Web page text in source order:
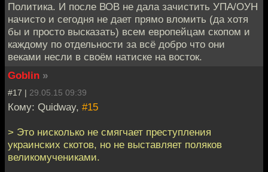
Политика. И после ВОВ не дала зачистить УПА/ОУН
начисто и сегодня не дает прямо вломить (да хотя
бы и просто высказать) всем европейцам скопом и
каждому по отдельности за всё добро что они
веками несли в своём натиске на восток.
Goblin »
#17 | 29.05.15 09:39
Кому: Quidway, #15
> Это нисколько не смягчает преступления
украинских скотов, но не выставляет поляков
великомучениками.